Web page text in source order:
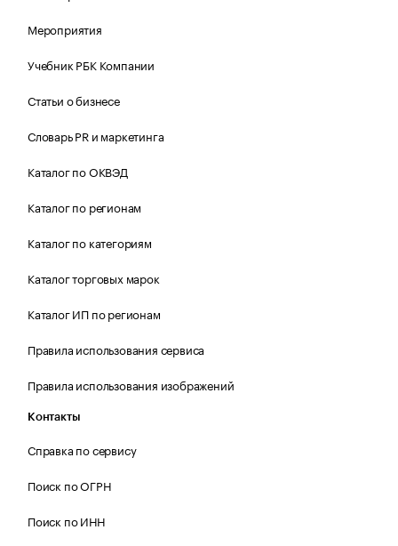
Мероприятия
Учебник РБК Компании
Статьи о бизнесе
Словарь PR и маркетинга
Каталог по ОКВЭД
Каталог по регионам
Каталог по категориям
Каталог торговых марок
Каталог ИП по регионам
Правила использования сервиса
Правила использования изображений
Контакты
Справка по сервису
Поиск по ОГРН
Поиск по ИНН